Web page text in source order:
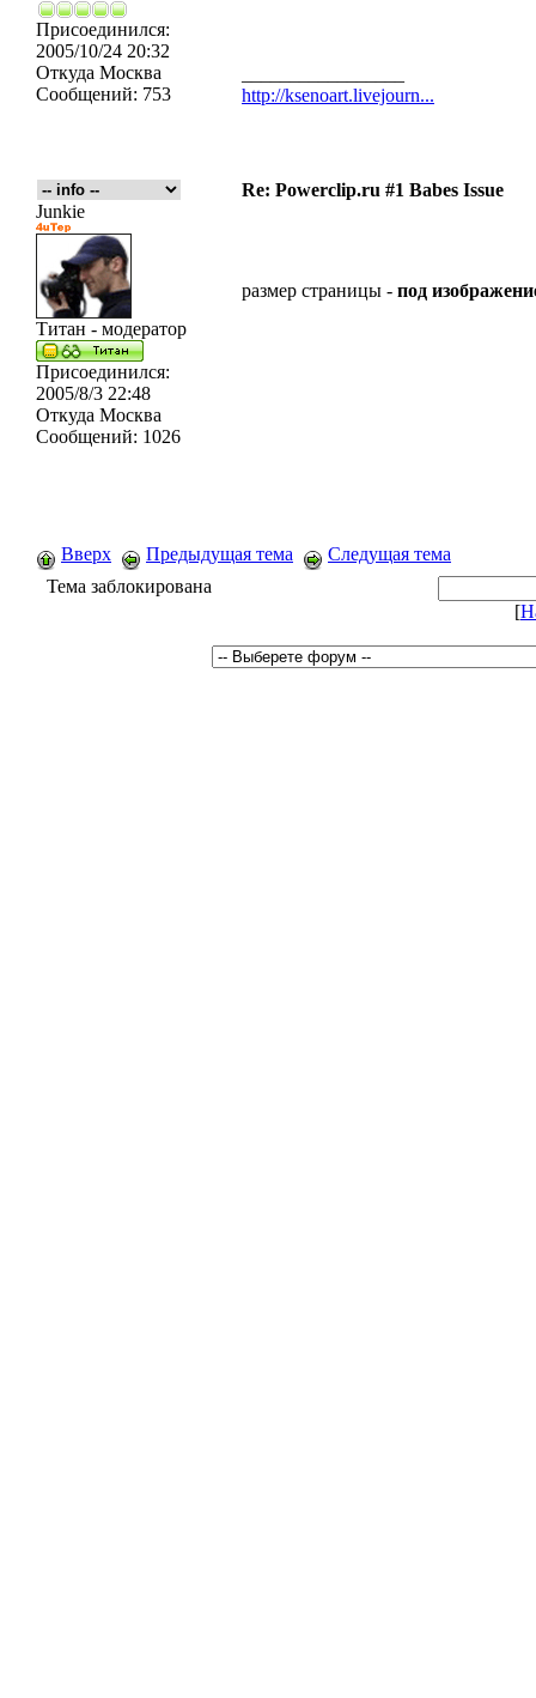
Присоединился:
2005/10/24 20:32
Откуда Москва
Сообщений: 753
http://ksenoart.livejourn...
Re: Powerclip.ru #1 Babes Issue
Junkie
Титан - модератор
Присоединился:
2005/8/3 22:48
Откуда Москва
Сообщений: 1026
размер страницы - под
Вверх Предыдущая тема
Следущая тема
Тема заблокирована
[